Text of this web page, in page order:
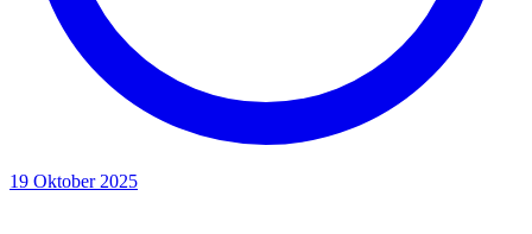
19 Oktober 2025